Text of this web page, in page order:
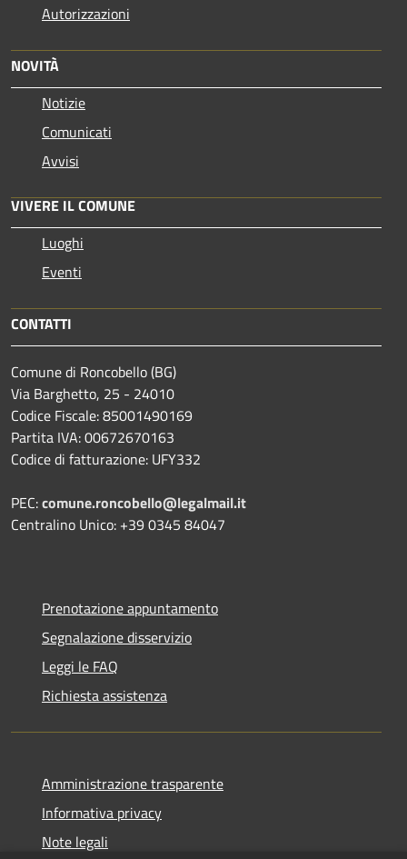
Autorizzazioni
NOVITÀ
Notizie
Comunicati
Avvisi
VIVERE IL COMUNE
Luoghi
Eventi
CONTATTI
Comune di Roncobello (BG)
Via Barghetto, 25 - 24010
Codice Fiscale: 85001490169
Partita IVA: 00672670163
Codice di fatturazione: UFY332
PEC:comune.roncobello@legalmail.it
Centralino Unico: +39 0345 84047
Prenotazione appuntamento
Segnalazione disservizio
Leggi le FAQ
Richiesta assistenza
Amministrazione trasparente
Informativa privacy
Note legali